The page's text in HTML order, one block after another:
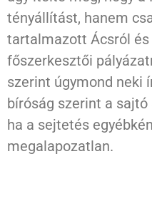
tényállítást, hanem
tartalmazott Ácsról
főszerkesztői
szerint úgymond neki
bíróság szerint a sajtó
ha a sejtetés
megalapozatlan.